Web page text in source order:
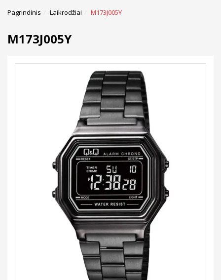
Pagrindinis Laikrodžiai M173J005Y
M173J005Y